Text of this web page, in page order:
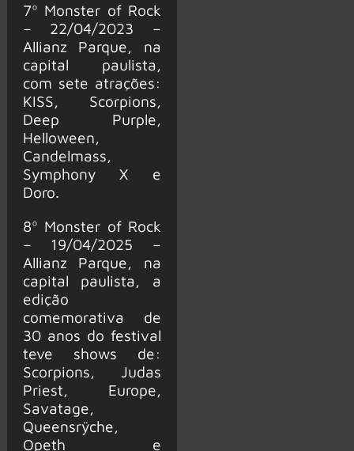
7º Monster of Rock
– 22/04/2023 –
Allianz Parque, na
capital paulista,
com sete atrações:
KISS, Scorpions,
Deep Purple,
Helloween,
Candelmass,
Symphony X e
Doro.
8º Monster of Rock
– 19/04/2025 –
Allianz Parque, na
capital paulista, a
edição
comemorativa de
30 anos do festival
teve shows de:
Scorpions, Judas
Priest, Europe,
Savatage,
Queensrÿche,
Opeth e